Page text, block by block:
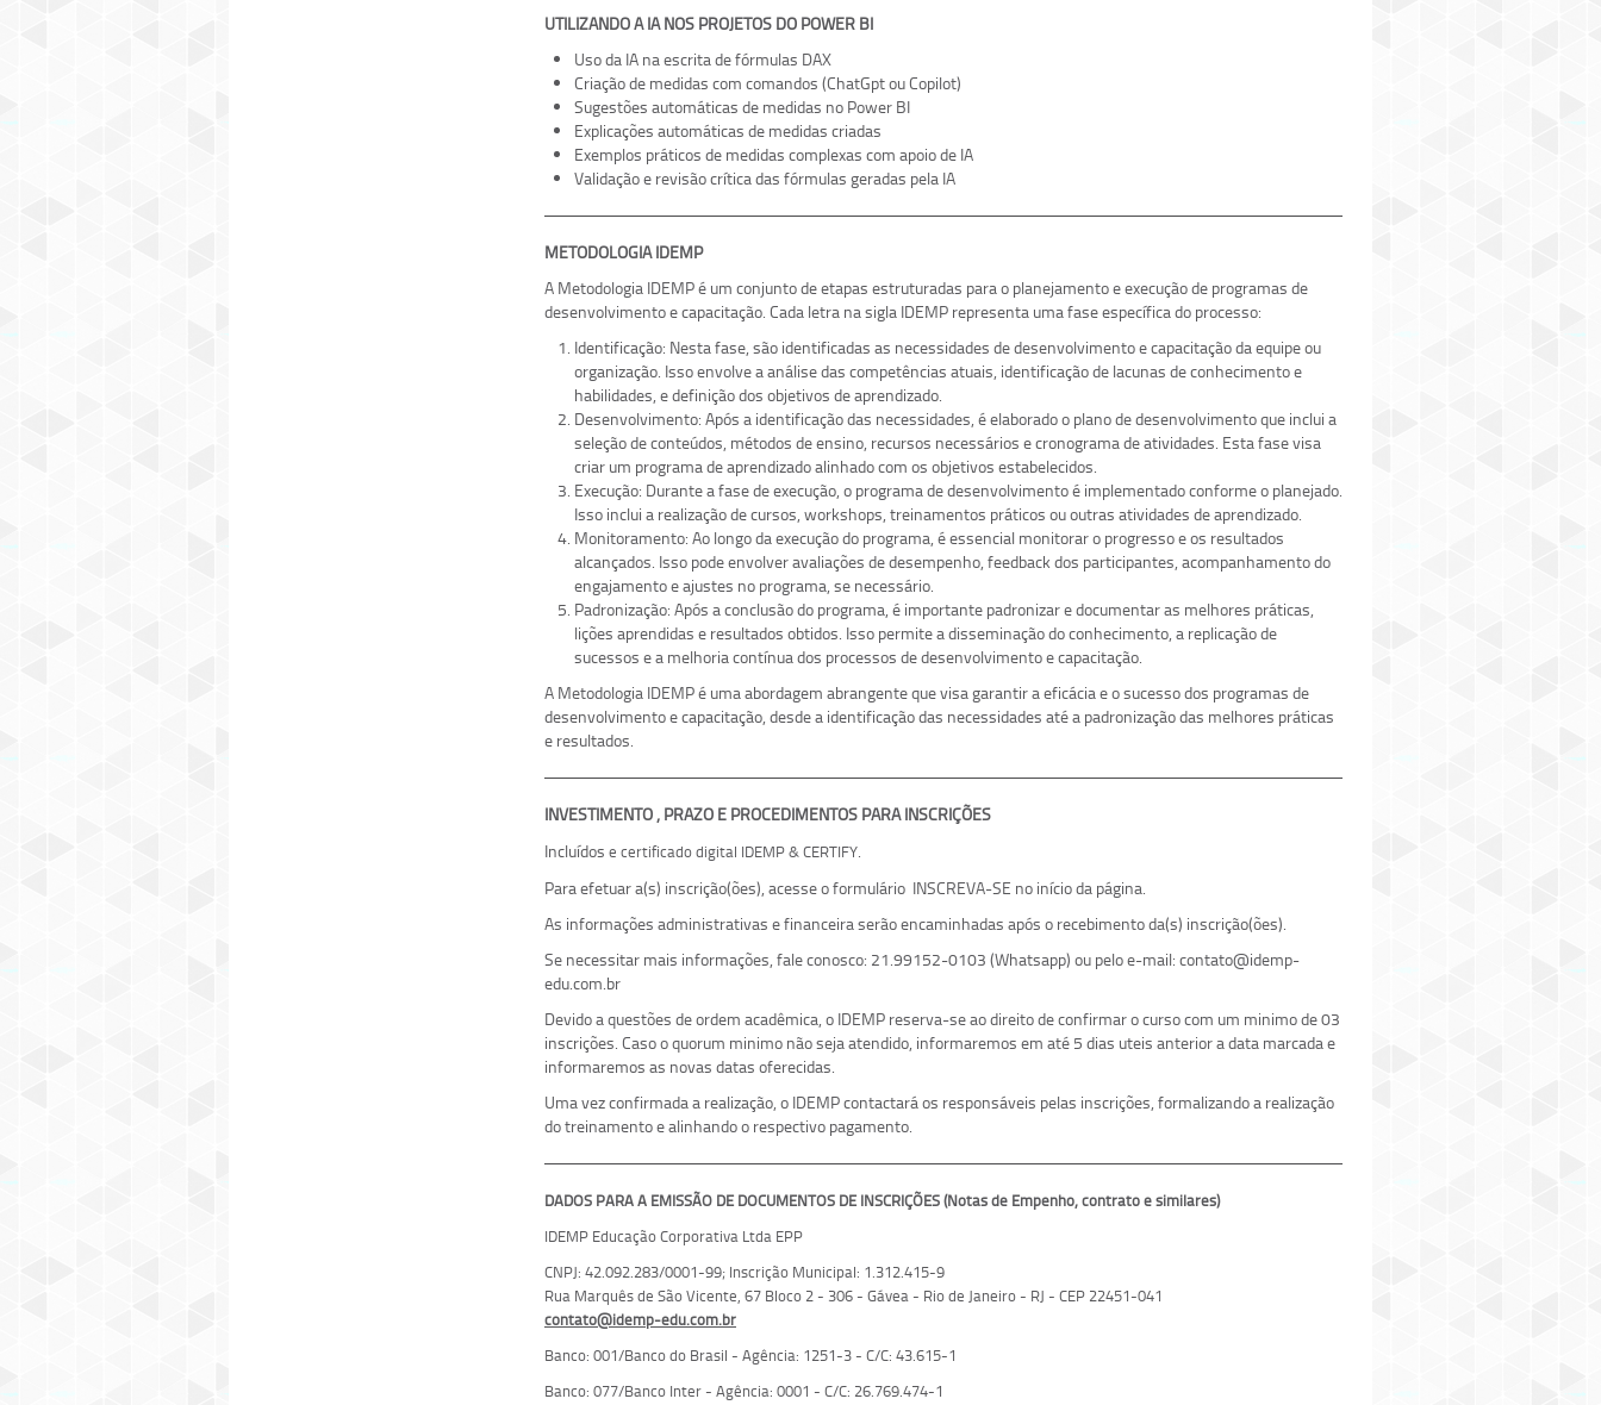
UTILIZANDO A IA NOS PROJETOS DO POWER BI
Uso da IA na escrita de fórmulas DAX
Criação de medidas com comandos (ChatGpt ou Copilot)
Sugestões automáticas de medidas no Power BI
Explicações automáticas de medidas criadas
Exemplos práticos de medidas complexas com apoio de IA
Validação e revisão crítica das fórmulas geradas pela IA
METODOLOGIA IDEMP
A Metodologia IDEMP é um conjunto de etapas estruturadas para o planejamento e execução de programas de
desenvolvimento e capacitação. Cada letra na sigla IDEMP representa uma fase específica do processo:
Identificação: Nesta fase, são identificadas as necessidades de desenvolvimento e capacitação da equipe ou
organização. Isso envolve a análise das competências atuais, identificação de lacunas de conhecimento e
habilidades, e definição dos objetivos de aprendizado.
Desenvolvimento: Após a identificação das necessidades, é elaborado o plano de desenvolvimento que inclui a
seleção de conteúdos, métodos de ensino, recursos necessários e cronograma de atividades. Esta fase visa
criar um programa de aprendizado alinhado com os objetivos estabelecidos.
Execução: Durante a fase de execução, o programa de desenvolvimento é implementado conforme o planejado.
Isso inclui a realização de cursos, workshops, treinamentos práticos ou outras atividades de aprendizado.
Monitoramento: Ao longo da execução do programa, é essencial monitorar o progresso e os resultados
alcançados. Isso pode envolver avaliações de desempenho, feedback dos participantes, acompanhamento do
engajamento e ajustes no programa, se necessário.
Padronização: Após a conclusão do programa, é importante padronizar e documentar as melhores práticas,
lições aprendidas e resultados obtidos. Isso permite a disseminação do conhecimento, a replicação de
sucessos e a melhoria contínua dos processos de desenvolvimento e capacitação.
A Metodologia IDEMP é uma abordagem abrangente que visa garantir a eficácia e o sucesso dos programas de
desenvolvimento e capacitação, desde a identificação das necessidades até a padronização das melhores práticas
e resultados.
INVESTIMENTO , PRAZO E PROCEDIMENTOS PARA INSCRIÇÕES
Incluídos e certificado digital IDEMP & CERTIFY.
Para efetuar a(s) inscrição(ões), acesse o formulário INSCREVA-SE no início da página.
As informações administrativas e financeira serão encaminhadas após o recebimento da(s) inscrição(ões).
Se necessitar mais informações, fale conosco: 21.99152-0103 (Whatsapp) ou pelo e-mail: contato@idemp-
edu.com.br
Devido a questões de ordem acadêmica, o IDEMP reserva-se ao direito de confirmar o curso com um minimo de 03
inscrições. Caso o quorum minimo não seja atendido, informaremos em até 5 dias uteis anterior a data marcada e
informaremos as novas datas oferecidas.
Uma vez confirmada a realização, o IDEMP contactará os responsáveis pelas inscrições, formalizando a realização
do treinamento e alinhando o respectivo pagamento.
DADOS PARA A EMISSÃO DE DOCUMENTOS DE INSCRIÇÕES (Notas de Empenho, contrato e similares)
IDEMP Educação Corporativa Ltda EPP
CNPJ: 42.092.283/0001-99; Inscrição Municipal: 1.312.415-9
Rua Marquês de São Vicente, 67 Bloco 2 - 306 - Gávea - Rio de Janeiro - RJ - CEP 22451-041
contato@idemp-edu.com.br
Banco: 001/Banco do Brasil - Agência: 1251-3 - C/C: 43.615-1
Banco: 077/Banco Inter - Agência: 0001 - C/C: 26.769.474-1